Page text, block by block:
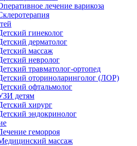
лечение варикоза
гинеколог
дерматолог
массаж
невролог
травматолог-ортопед
оториноларинголог (ЛОР)
офтальмолог
детям
хирург
эндокринолог
геморроя
массаж